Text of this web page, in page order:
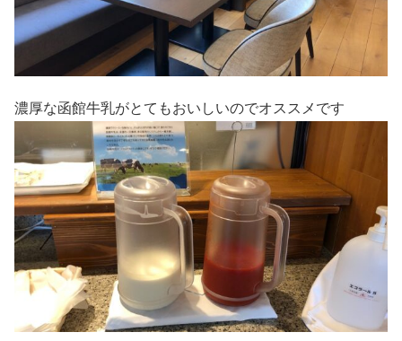
濃厚な函館牛乳がとてもおいしいのでオススメです